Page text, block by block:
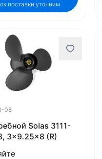
поставки уточним
08
Solas 3111-
3x9.25x8 (R)